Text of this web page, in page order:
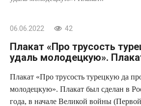
06.06.2022 42
Плакат «Про трусость
удаль молодецкую».
Плакат «Про трусость турецкую да
молодецкую». Плакат был сделан в
года, в начале Великой войны